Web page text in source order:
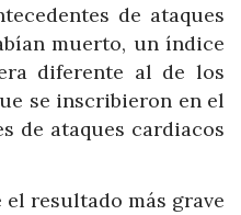
de ataques
muerto, un índice
diferente al de los
se inscribieron en el
de ataques cardiacos
resultado más grave